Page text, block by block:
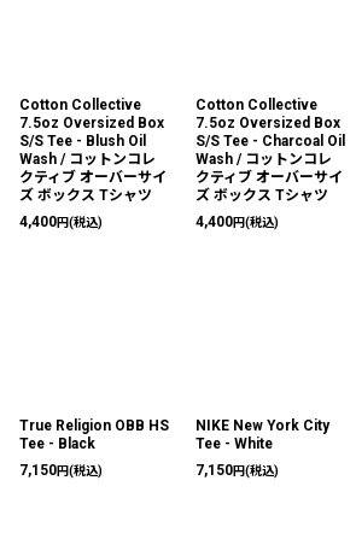
Cotton Collective
7.5oz Oversized Box
S/S Tee - Blush Oil
Wash / コットンコレ
クティブ オーバーサイ
ズ ボックス Tシャツ
4,400円(税込)
Cotton Collective
7.5oz Oversized Box
S/S Tee - Charcoal Oil
Wash / コットンコレ
クティブ オーバーサイ
ズ ボックス Tシャツ
4,400円(税込)
True Religion OBB HS
Tee - Black
7,150円(税込)
NIKE New York City
Tee - White
7,150円(税込)